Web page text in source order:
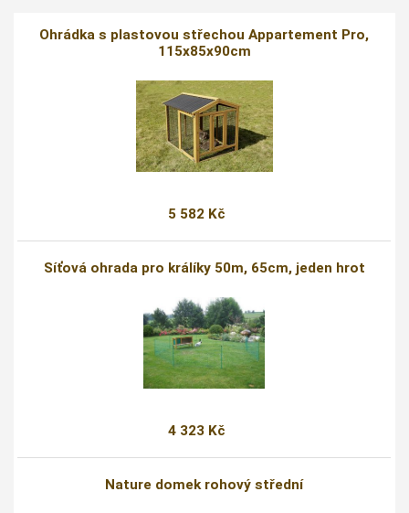
Ohrádka s plastovou střechou Appartement Pro,
115x85x90cm
5 582 Kč
Síťová ohrada pro králíky 50m, 65cm, jeden hrot
4 323 Kč
Nature domek rohový střední